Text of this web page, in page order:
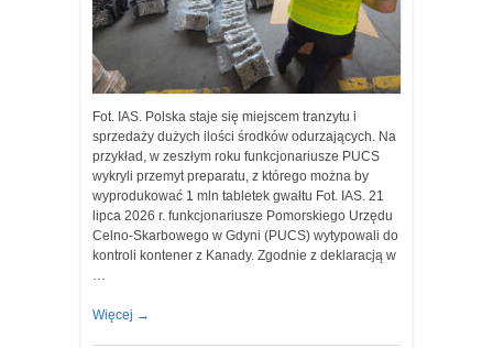
Fot. IAS. Polska staje się miejscem tranzytu i
sprzedaży dużych ilości środków odurzających. Na
przykład, w zeszłym roku funkcjonariusze PUCS
wykryli przemyt preparatu, z którego można by
wyprodukować 1 mln tabletek gwałtu Fot. IAS. 21
lipca 2026 r. funkcjonariusze Pomorskiego Urzędu
Celno-Skarbowego w Gdyni (PUCS) wytypowali do
kontroli kontener z Kanady. Zgodnie z deklaracją w
…
Więcej →